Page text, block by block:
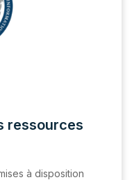
ressources
à disposition